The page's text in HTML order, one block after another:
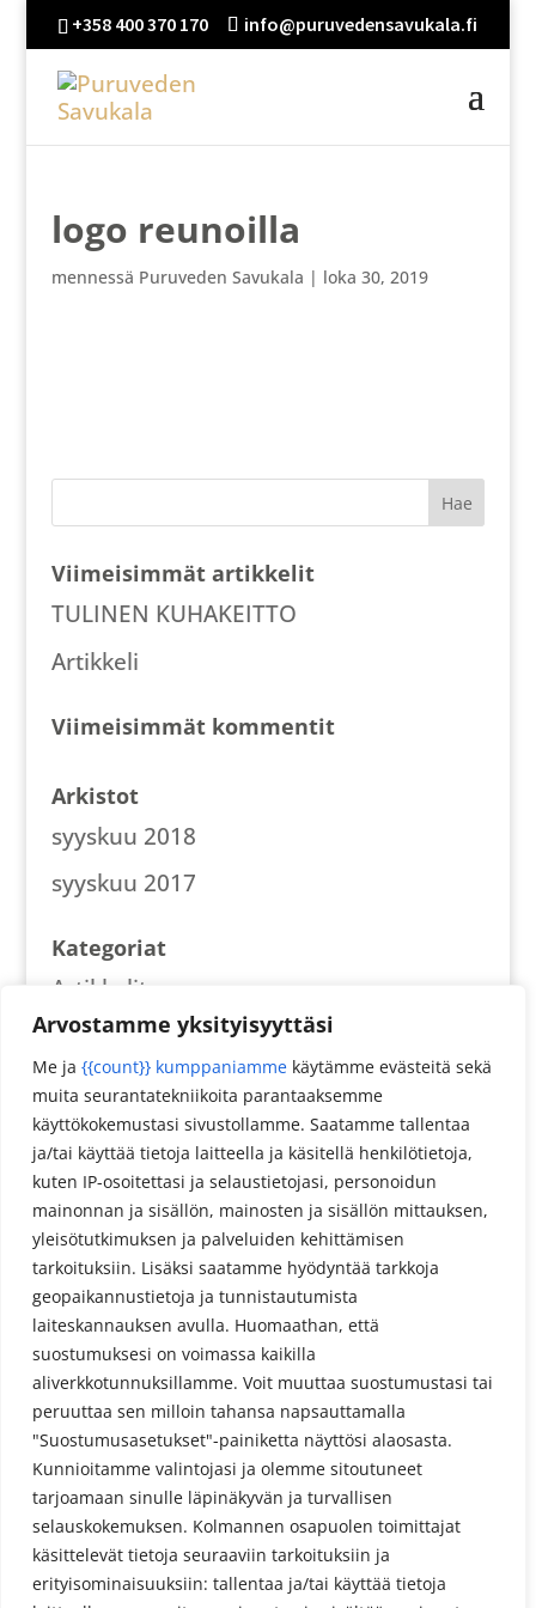
Arvostamme yksityisyyttäsi
Me ja {{count}} kumppaniamme käytämme evästeitä sekä
muita seurantatekniikoita parantaaksemme
käyttökokemustasi sivustollamme. Saatamme tallentaa
ja/tai käyttää tietoja laitteella ja käsitellä henkilötietoja,
kuten IP-osoitettasi ja selaustietojasi, personoidun
mainonnan ja sisällön, mainosten ja sisällön mittauksen,
yleisötutkimuksen ja palveluiden kehittämisen
tarkoituksiin. Lisäksi saatamme hyödyntää tarkkoja
geopaikannustietoja ja tunnistautumista
laiteskannauksen avulla. Huomaathan, että
suostumuksesi on voimassa kaikilla
aliverkkotunnuksillamme. Voit muuttaa suostumustasi tai
peruuttaa sen milloin tahansa napsauttamalla
"Suostumusasetukset"-painiketta näyttösi alaosasta.
Kunnioitamme valintojasi ja olemme sitoutuneet
tarjoamaan sinulle läpinäkyvän ja turvallisen
selauskokemuksen. Kolmannen osapuolen toimittajat
käsittelevät tietoja seuraaviin tarkoituksiin ja
erityisominaisuuksiin: tallentaa ja/tai käyttää tietoja
+358 400 370 170 info@puruvedensavukala.fi
logo reunoilla
mennessä Puruveden Savukala | loka 30, 2019
Viimeisimmät artikkelit
TULINEN KUHAKEITTO
Artikkeli
Viimeisimmät kommentit
Arkistot
syyskuu 2018
syyskuu 2017
Kategoriat
Artikkelit
Reseptit
Meta
Kirjaudu sisään
Sisältösyöte
Kommenttisyöte
WordPress.org
Tietosuojaseloste